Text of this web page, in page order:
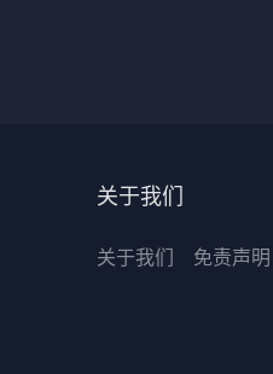
关于我们
关于我们 免责声明